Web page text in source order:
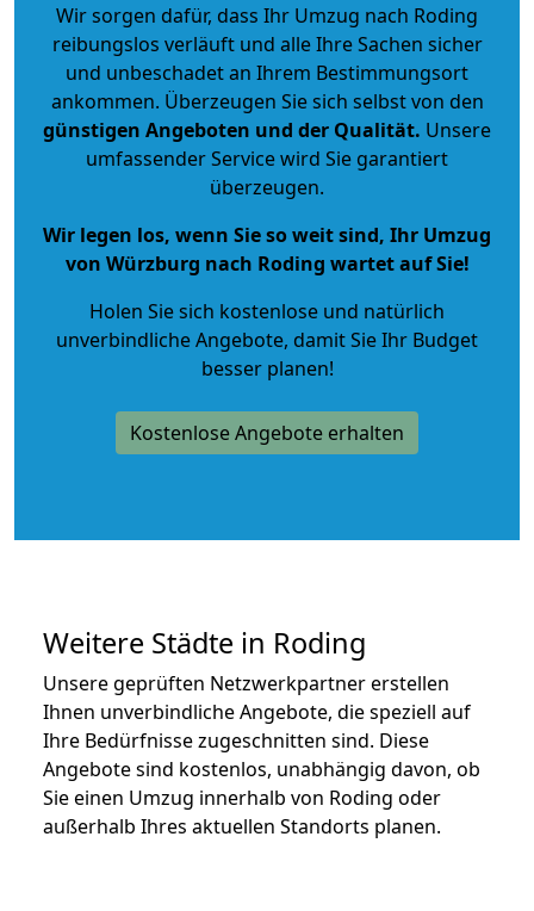
Wir sorgen dafür, dass Ihr Umzug nach Roding
reibungslos verläuft und alle Ihre Sachen sicher
und unbeschadet an Ihrem Bestimmungsort
ankommen. Überzeugen Sie sich selbst von den
günstigen Angeboten und der Qualität. Unsere
umfassender Service wird Sie garantiert
überzeugen.
Wir legen los, wenn Sie so weit sind, Ihr Umzug
von Würzburg nach Roding wartet auf Sie!
Holen Sie sich kostenlose und natürlich
unverbindliche Angebote, damit Sie Ihr Budget
besser planen!
Kostenlose Angebote erhalten
Weitere Städte in Roding
Unsere geprüften Netzwerkpartner erstellen
Ihnen unverbindliche Angebote, die speziell auf
Ihre Bedürfnisse zugeschnitten sind. Diese
Angebote sind kostenlos, unabhängig davon, ob
Sie einen Umzug innerhalb von Roding oder
außerhalb Ihres aktuellen Standorts planen.